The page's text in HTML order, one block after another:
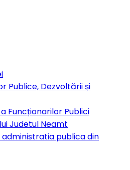
Publice, Dezvoltării și
Funcționarilor Publici
Judetul Neamt
publica din